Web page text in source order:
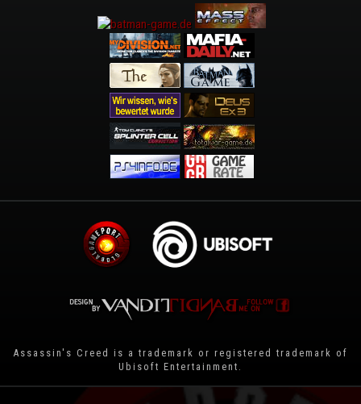
Assassin's Creed is a trademark or registered trademark of
Ubisoft Entertainment .